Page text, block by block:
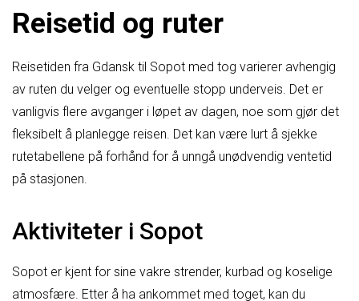
Reisetid og ruter
Reisetiden fra Gdansk til Sopot med tog varierer avhengig
av ruten du velger og eventuelle stopp underveis. Det er
vanligvis flere avganger i løpet av dagen, noe som gjør det
fleksibelt å planlegge reisen. Det kan være lurt å sjekke
rutetabellene på forhånd for å unngå unødvendig ventetid
på stasjonen.
Aktiviteter i Sopot
Sopot er kjent for sine vakre strender, kurbad og koselige
atmosfære. Etter å ha ankommet med toget, kan du